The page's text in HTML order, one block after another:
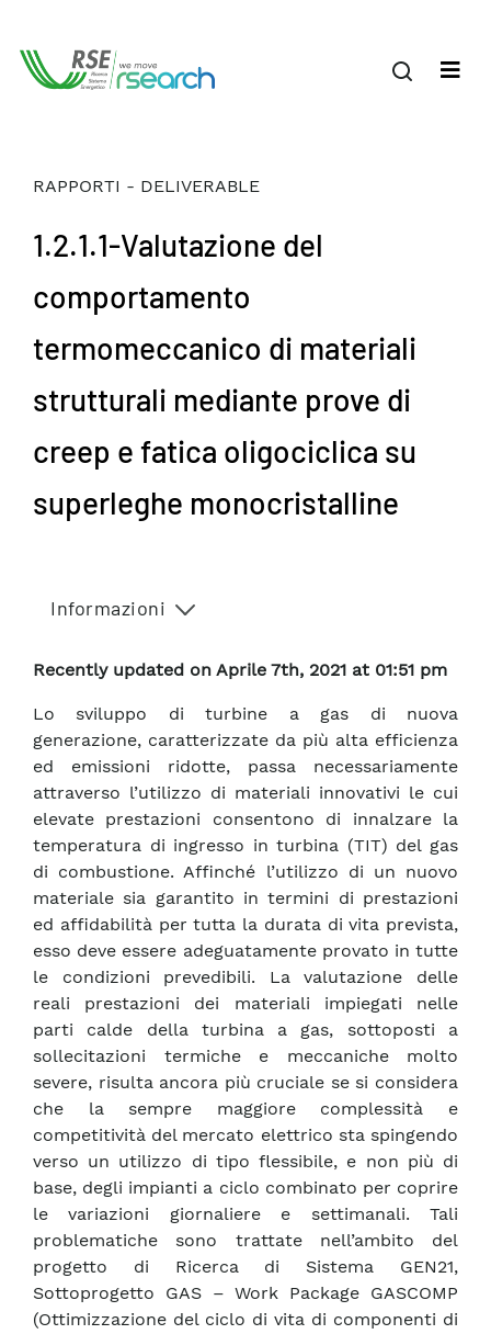
RAPPORTI - DELIVERABLE
1.2.1.1-Valutazione del
comportamento
termomeccanico di materiali
strutturali mediante prove di
creep e fatica oligociclica su
superleghe monocristalline
Informazioni
Recently updated on Aprile 7th, 2021 at 01:51 pm
Lo sviluppo di turbine a gas di nuova
generazione, caratterizzate da più alta efficienza
ed emissioni ridotte, passa necessariamente
attraverso l’utilizzo di materiali innovativi le cui
elevate prestazioni consentono di innalzare la
temperatura di ingresso in turbina (TIT) del gas
di combustione. Affinché l’utilizzo di un nuovo
materiale sia garantito in termini di prestazioni
ed affidabilità per tutta la durata di vita prevista,
esso deve essere adeguatamente provato in tutte
le condizioni prevedibili. La valutazione delle
reali prestazioni dei materiali impiegati nelle
parti calde della turbina a gas, sottoposti a
sollecitazioni termiche e meccaniche molto
severe, risulta ancora più cruciale se si considera
che la sempre maggiore complessità e
competitività del mercato elettrico sta spingendo
verso un utilizzo di tipo flessibile, e non più di
base, degli impianti a ciclo combinato per coprire
le variazioni giornaliere e settimanali. Tali
problematiche sono trattate nell’ambito del
progetto di Ricerca di Sistema GEN21,
Sottoprogetto GAS – Work Package GASCOMP
(Ottimizzazione del ciclo di vita di componenti di